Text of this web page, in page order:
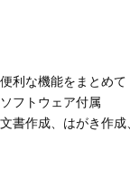
便利な機能をまとめて
ソフトウェア付属
文書作成、はがき作